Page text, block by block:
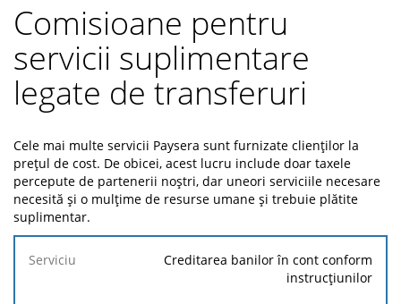
Comisioane pentru
servicii suplimentare
legate de transferuri
Cele mai multe servicii Paysera sunt furnizate clienților la
prețul de cost. De obicei, acest lucru include doar taxele
percepute de partenerii noștri, dar uneori serviciile necesare
necesită și o mulțime de resurse umane și trebuie plătite
suplimentar.
Serviciu
Creditarea banilor în cont conform
instrucțiunilor